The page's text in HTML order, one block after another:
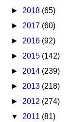
► 2018 (65)
► 2017 (60)
► 2016 (92)
► 2015 (142)
► 2014 (239)
► 2013 (218)
► 2012 (274)
▼ 2011 (81)